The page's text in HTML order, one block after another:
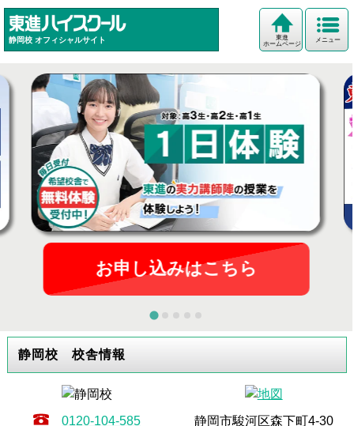
静岡校 オフィシャルサイト メニュー
東進
ホームページ
お申し込みはこちら
静岡校 校舎情報
0120-104-585
静岡市駿河区森下町4-30